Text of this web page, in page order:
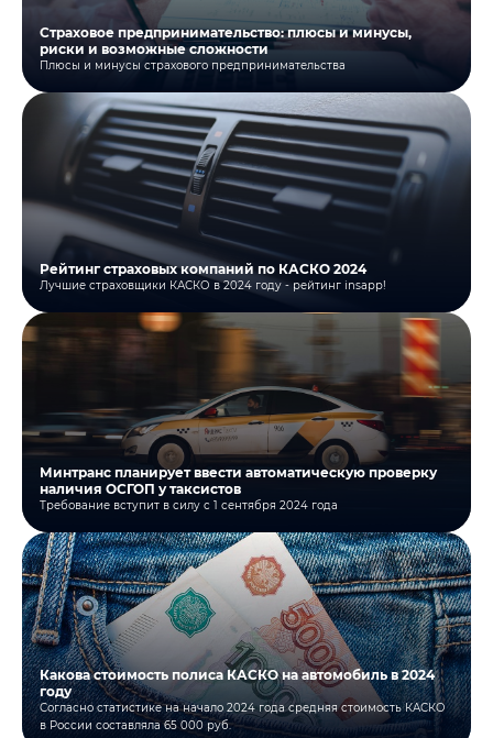
Страховое предпринимательство: плюсы и минусы,
риски и возможные сложности
Плюсы и минусы страхового предпринимательства
Рейтинг страховых компаний по КАСКО 2024
Лучшие страховщики КАСКО в 2024 году - рейтинг insapp!
Минтранс планирует ввести автоматическую проверку
наличия ОСГОП у таксистов
Требование вступит в силу с 1 сентября 2024 года
Какова стоимость полиса КАСКО на автомобиль в 2024
году
Согласно статистике на начало 2024 года средняя стоимость КАСКО
в России составляла 65 000 руб.